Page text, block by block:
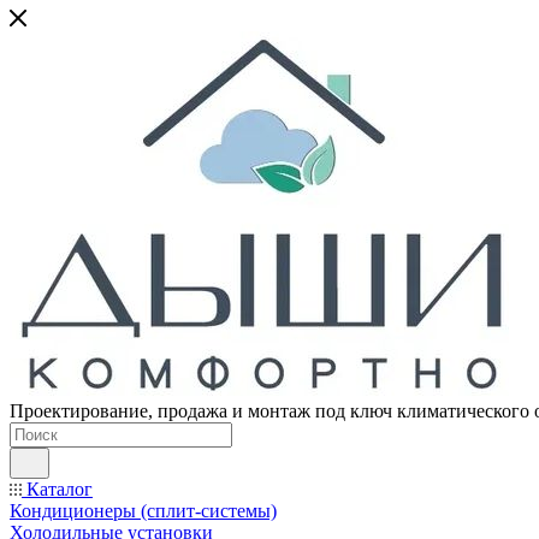
Проектирование, продажа и монтаж под ключ климатического
Каталог
Кондиционеры (сплит-системы)
Холодильные установки